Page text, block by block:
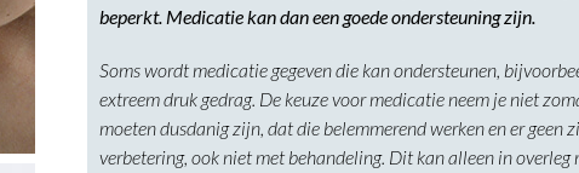
beperkt. Medicatie kan dan een goede ondersteuning zijn.
Soms wordt medicatie gegeven die kan ondersteunen,
extreem druk gedrag. De keuze voor medicatie neem je niet
moeten dusdanig zijn, dat die belemmerend werken en er geen
verbetering, ook niet met behandeling. Dit kan alleen in overleg